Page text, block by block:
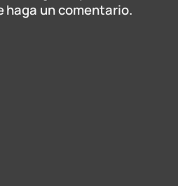
haga un comentario.